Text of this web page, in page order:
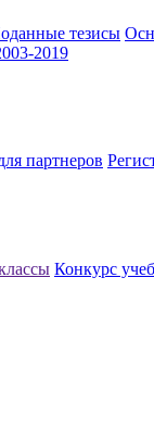
тезисы
2019
партнеров
Конкурс